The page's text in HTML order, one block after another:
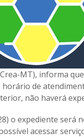
MT), informa
de
não haverá
o expediente será
acessar